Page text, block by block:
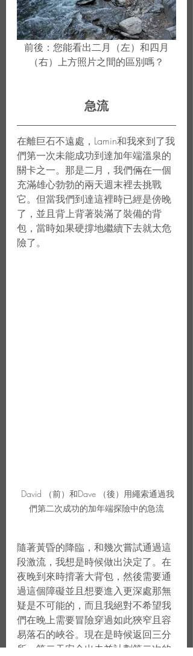
前後：您能看出二月（左）和四月
（右）上方照片之間的區別嗎？
急流
在離巨石不遠處，Lamin和我來到了我
們第一次未能成功到達加年端溫泉的
關卡之一。那是二月，我們倆在一個
充滿雄心勃勃的兩天週末裡去挑戰
它。但當我們到達這裡時已經是傍晚
了，並且背上背著裝滿了裝備的背
包，當時如果硬撐地繼續下去就太危
險了。
們第二次成功的加年端探險中的急流
隨著黃昏的降臨，和幾次嘗試通過這
段激流，我想是時候做出決定了。在
夜晚到來時揹著大背包，然後需要通
過這個障礙並且想要進入更深處那無
疑是不可能的，而且我絕對不希望我
們在晚上需要冒險穿過如此狹窄且容
易落石的峽谷。現在是時候返回三分
所，第二天安全出去並計劃第二次的